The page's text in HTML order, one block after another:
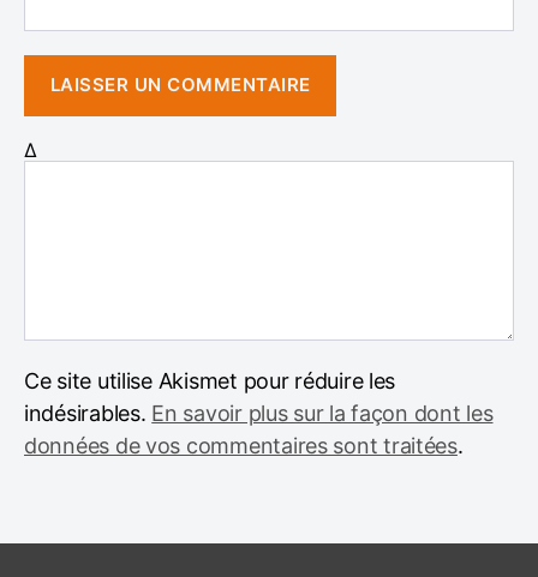
Δ
Ce site utilise Akismet pour réduire les
indésirables. En savoir plus sur la façon dont les
données de vos commentaires sont traitées.